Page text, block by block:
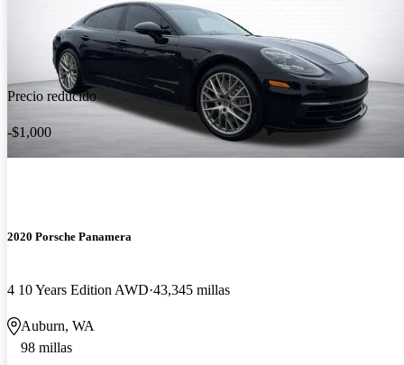
Precio reducido
-$1,000
2020 Porsche Panamera
4 10 Years Edition AWD 43,345 millas
Auburn, WA
98 millas